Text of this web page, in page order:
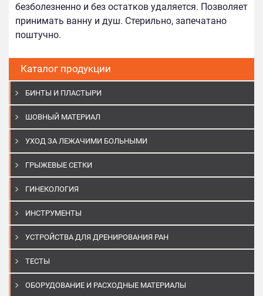
Каталог продукции
БИНТЫ И ПЛАСТЫРИ
ШОВНЫЙ МАТЕРИАЛ
УХОД ЗА ЛЕЖАЧИМИ БОЛЬНЫМИ
ГРЫЖЕВЫЕ СЕТКИ
ГИНЕКОЛОГИЯ
ИНСТРУМЕНТЫ
УСТРОЙСТВА ДЛЯ ДРЕНИРОВАНИЯ РАН
ТЕСТЫ
ОБОРУДОВАНИЕ И РАСХОДНЫЕ МАТЕРИАЛЫ
безболезненно и без остатков удаляется. Позволяет
принимать ванну и душ. Стерильно, запечатано
поштучно.